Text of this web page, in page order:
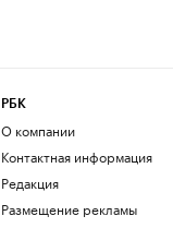
РБК
О компании
Контактная информация
Редакция
Размещение рекламы